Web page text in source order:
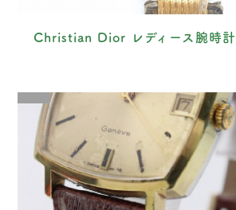
Christian Dior レディース腕時計